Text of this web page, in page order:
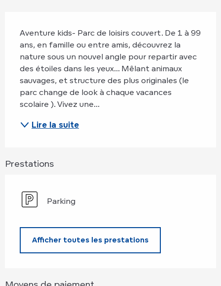
Aventure kids- Parc de loisirs couvert. De 1 à 99
ans, en famille ou entre amis, découvrez la
nature sous un nouvel angle pour repartir avec
des étoiles dans les yeux... Mêlant animaux
sauvages, et structure des plus originales (le
parc change de look à chaque vacances
scolaire ). Vivez une...
Lire la suite
Prestations
Parking
Afficher toutes les prestations
Moyens de paiement